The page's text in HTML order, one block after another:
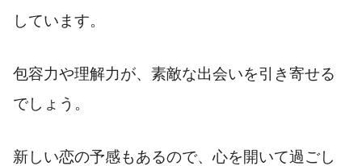
しています。
包容力や理解力が、素敵な出会いを引き寄せる
でしょう。
新しい恋の予感もあるので、心を開いて過ごし